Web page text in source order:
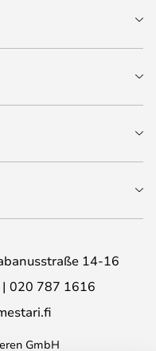
14-16
020 787 1616
GmbH